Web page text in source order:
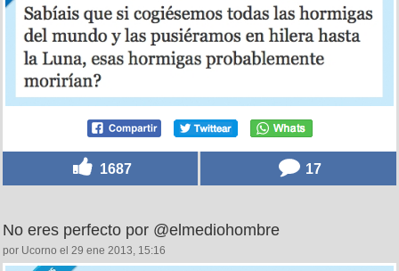
1687 17
No eres perfecto por @elmediohombre
por Ucorno el 29 ene 2013, 15:16